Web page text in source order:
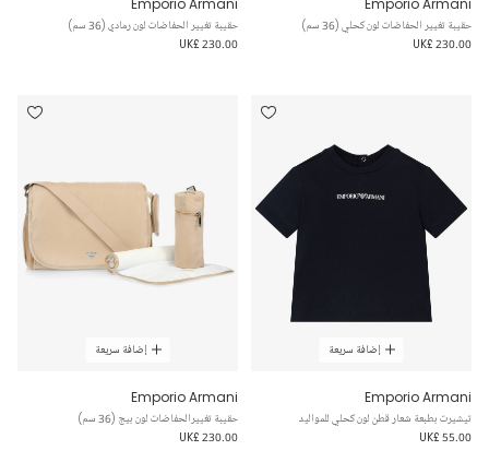
Emporio Armani
حقيبة تغيير الحفاضات لون كحلي (36 سم)
UK£ 230.00
Emporio Armani
حقيبة تغيير الحفاضات لون رمادي (36 سم)
UK£ 230.00
إضافة سريعة
Emporio Armani
تيشيرت بطبعة شعار قطن لون كحلي للمواليد
UK£ 55.00
إضافة سريعة
Emporio Armani
حقيبة تغييرالحفاضات لون بيج (36 سم)
UK£ 230.00